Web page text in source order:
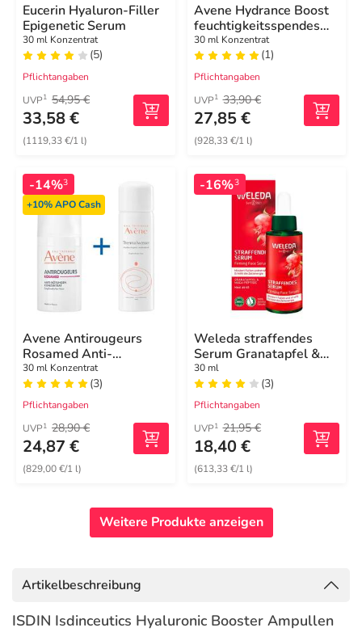
Eucerin Hyaluron-Filler
Epigenetic Serum
30 ml Konzentrat
(5)
Pflichtangaben
UVP1 54,95 €
33,58 €
(1119,33 €/1 l)
Avene Hydrance Boost
feuchtigkeitsspendes
Serum-Konzentrat
30 ml Konzentrat
(1)
Pflichtangaben
UVP1 33,90 €
27,85 €
(928,33 €/1 l)
-14%3
+10%APO Cash
Avene Antirougeurs
Rosamed Anti-
Rötungen Konzentrat
30 ml Konzentrat
(3)
Pflichtangaben
UVP1 28,90 €
24,87 €
(829,00 €/1 l)
-16%3
Weleda straffendes
Serum Granatapfel &
Maca
30 ml
(3)
Pflichtangaben
UVP1 21,95 €
18,40 €
(613,33 €/1 l)
Weitere Produkte anzeigen
Artikelbeschreibung
ISDIN Isdinceutics Hyaluronic Booster Ampullen